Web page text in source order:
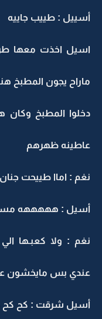
أسييل : طييب جاييه
اسيل اخذت معها
ماراح يجون المطبخ
دخلوا المطبخ وكان
عاطينه ظهرهم
نغم : اماا طييحت
أسيل : هههههه
نغم : ولا كعبـها
عندي بس مايخشون
أسيل شرقت : كح كح